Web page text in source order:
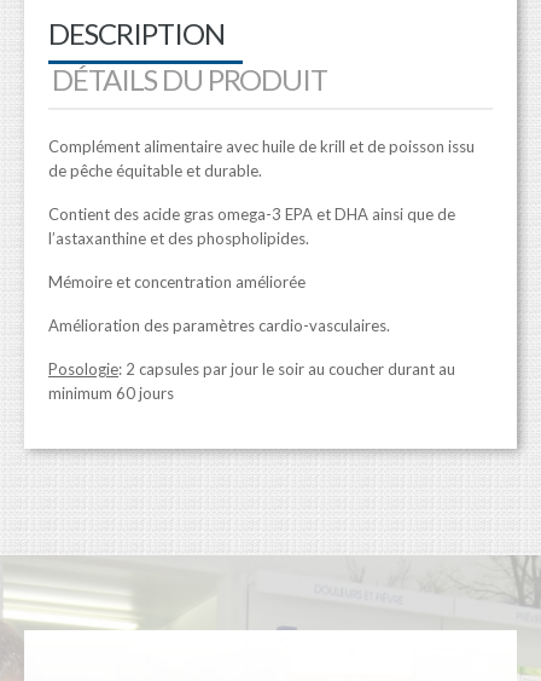
DESCRIPTION
DÉTAILS DU PRODUIT
Complément alimentaire avec huile de krill et de poisson issu
de pêche équitable et durable.
Contient des acide gras omega-3 EPA et DHA ainsi que de
l’astaxanthine et des phospholipides.
Mémoire et concentration améliorée
Amélioration des paramètres cardio-vasculaires.
Posologie: 2 capsules par jour le soir au coucher durant au
minimum 60 jours